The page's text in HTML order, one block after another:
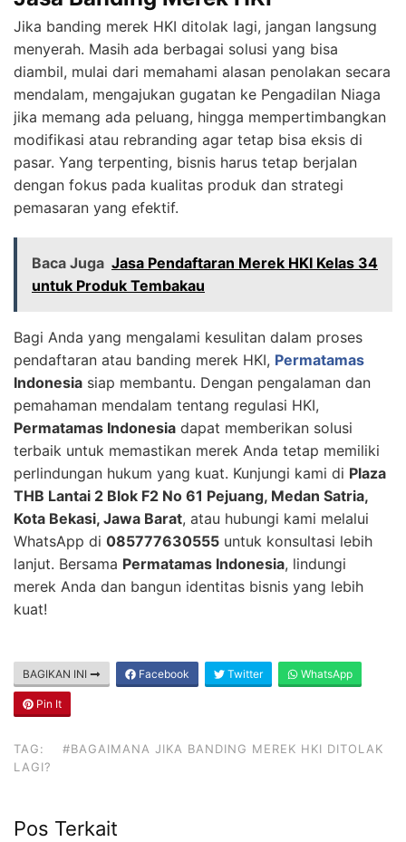
Jika banding merek HKI ditolak lagi, jangan langsung
menyerah. Masih ada berbagai solusi yang bisa
diambil, mulai dari memahami alasan penolakan secara
mendalam, mengajukan gugatan ke Pengadilan Niaga
jika memang ada peluang, hingga mempertimbangkan
modifikasi atau rebranding agar tetap bisa eksis di
pasar. Yang terpenting, bisnis harus tetap berjalan
dengan fokus pada kualitas produk dan strategi
pemasaran yang efektif.
Baca Juga Jasa Pendaftaran Merek HKI Kelas 34
untuk Produk Tembakau
Bagi Anda yang mengalami kesulitan dalam proses
pendaftaran atau banding merek HKI, Permatamas
Indonesia siap membantu. Dengan pengalaman dan
pemahaman mendalam tentang regulasi HKI,
Permatamas Indonesia dapat memberikan solusi
terbaik untuk memastikan merek Anda tetap memiliki
perlindungan hukum yang kuat. Kunjungi kami di Plaza
THB Lantai 2 Blok F2 No 61 Pejuang, Medan Satria,
Kota Bekasi, Jawa Barat, atau hubungi kami melalui
WhatsApp di 085777630555 untuk konsultasi lebih
lanjut. Bersama Permatamas Indonesia, lindungi
merek Anda dan bangun identitas bisnis yang lebih
kuat!
BAGIKAN INI Facebook Twitter WhatsApp
Pin It
TAG:
#BAGAIMANA JIKA BANDING MEREK HKI DITOLAK
LAGI?
Pos Terkait